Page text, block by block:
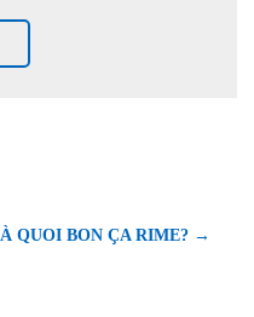
À QUOI BON ÇA RIME? →